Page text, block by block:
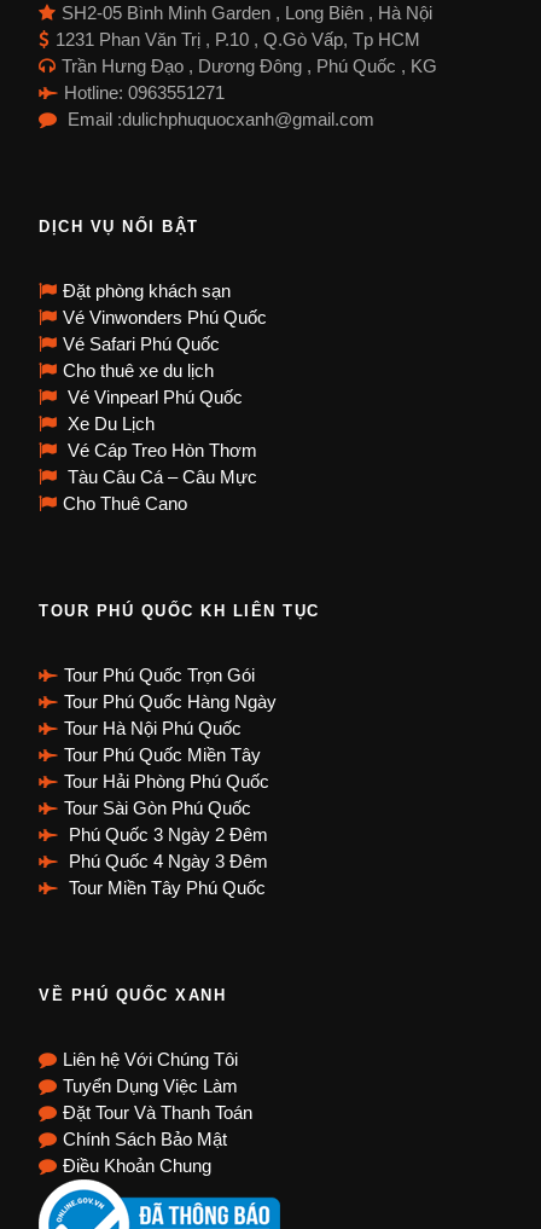
SH2-05 Bình Minh Garden , Long Biên , Hà Nội
1231 Phan Văn Trị , P.10 , Q.Gò Vấp, Tp HCM
Trần Hưng Đạo , Dương Đông , Phú Quốc , KG
Hotline: 0963551271
Email :dulichphuquocxanh@gmail.com
DỊCH VỤ NỔI BẬT
Đặt phòng khách sạn
Vé Vinwonders Phú Quốc
Vé Safari Phú Quốc
Cho thuê xe du lịch
Vé Vinpearl Phú Quốc
Xe Du Lịch
Vé Cáp Treo Hòn Thơm
Tàu Câu Cá – Câu Mực
Cho Thuê Cano
TOUR PHÚ QUỐC KH LIÊN TỤC
Tour Phú Quốc Trọn Gói
Tour Phú Quốc Hàng Ngày
Tour Hà Nội Phú Quốc
Tour Phú Quốc Miền Tây
Tour Hải Phòng Phú Quốc
Tour Sài Gòn Phú Quốc
Phú Quốc 3 Ngày 2 Đêm
Phú Quốc 4 Ngày 3 Đêm
Tour Miền Tây Phú Quốc
VỀ PHÚ QUỐC XANH
Liên hệ Với Chúng Tôi
Tuyển Dụng Việc Làm
Đặt Tour Và Thanh Toán
Chính Sách Bảo Mật
Điều Khoản Chung